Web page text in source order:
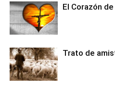
El Corazón
Trato de